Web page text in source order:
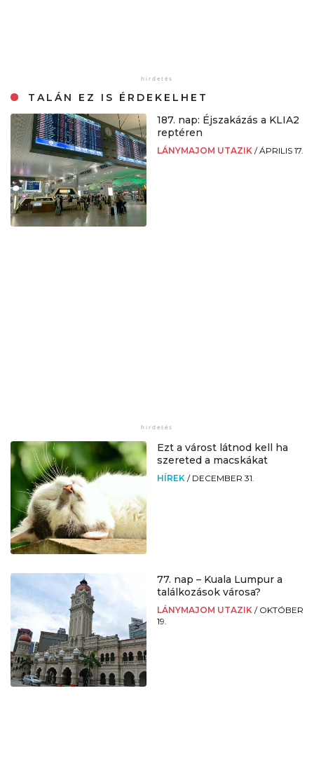
TALÁN EZ IS ÉRDEKELHET
187. nap: Éjszakázás a KLIA2
reptéren
LÁNYMAJOM UTAZIK /ÁPRILIS 17.
Ezt a várost látnod kell ha
szereted a macskákat
HÍREK / DECEMBER 31.
77. nap – Kuala Lumpur a
találkozások városa?
LÁNYMAJOM UTAZIK / OKTÓBER
19.